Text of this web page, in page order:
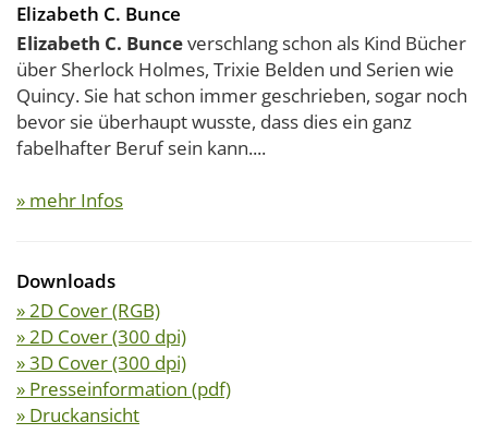
Elizabeth C. Bunce
Elizabeth C. Bunceverschlang schon als Kind Bücher
über Sherlock Holmes, Trixie Belden und Serien wie
Quincy. Sie hat schon immer geschrieben, sogar noch
bevor sie überhaupt wusste, dass dies ein ganz
fabelhafter Beruf sein kann....
» mehr Infos
Downloads
» 2D Cover (RGB)
» 2D Cover (300 dpi)
» 3D Cover (300 dpi)
» Presseinformation (pdf)
» Druckansicht